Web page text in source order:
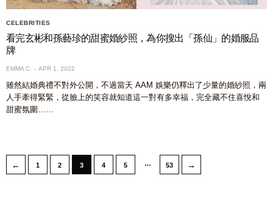
CELEBRITIES
看完玄彬和孫藝珍的甜蜜婚紗照，為你搜出「孫仙」的婚服品
牌
EMMA C. APR 1, 2022
雖然結婚典禮不對外公開，不過當天 AAM 娛樂仍釋出了少量的婚紗照，兩
人手牽得緊緊，從臉上的笑容就知道這一對有多幸福，完全藏不住喜悅和
甜蜜氛圍……
← 1 2 3 4 5 … 53 →